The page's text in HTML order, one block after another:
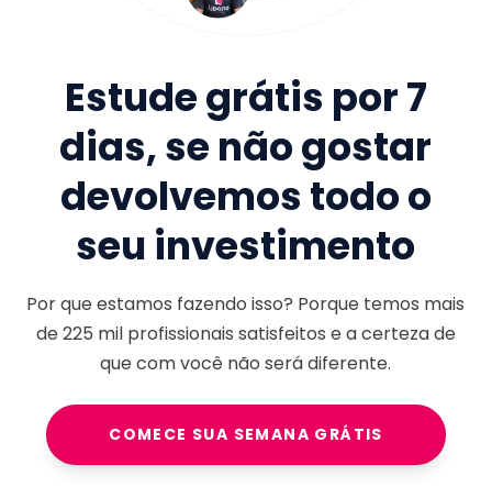
Estude grátis por 7
dias, se não gostar
devolvemos todo o
seu investimento
Por que estamos fazendo isso? Porque temos mais
de225 milprofissionais satisfeitos e a certeza de
que com você não será diferente.
COMECE SUA SEMANA GRÁTIS